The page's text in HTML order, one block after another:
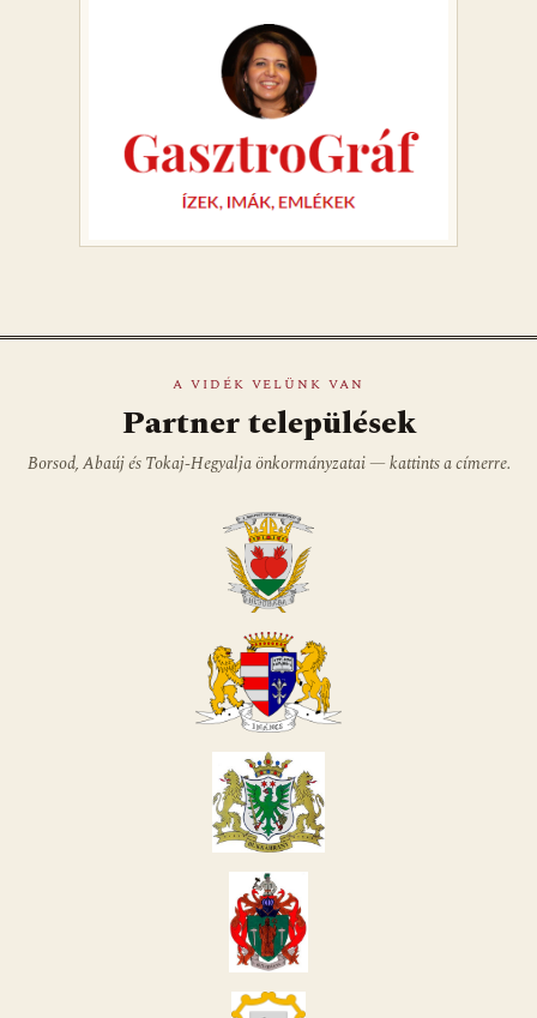
A VIDÉK VELÜNK VAN
Partner települések
Borsod, Abaúj és Tokaj-Hegyalja önkormányzatai — kattints a címerre.